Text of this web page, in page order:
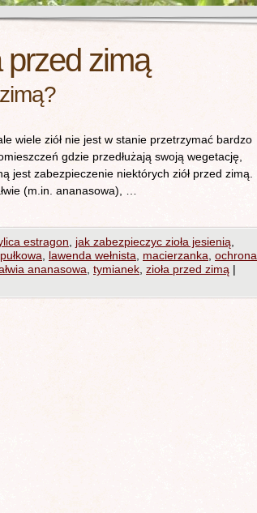
przed zimą
wiele ziół nie jest w stanie przetrzymać bardzo
gdzie przedłużają swoją wegetację,
jest zabezpieczenie niektórych ziół przed zimą.
(m.in. ananasowa), …
estragon jak zabezpieczyc zioła jesienią
lawenda wełnista macierzanka ochrona
ananasowa tymianek zioła przed zimą |